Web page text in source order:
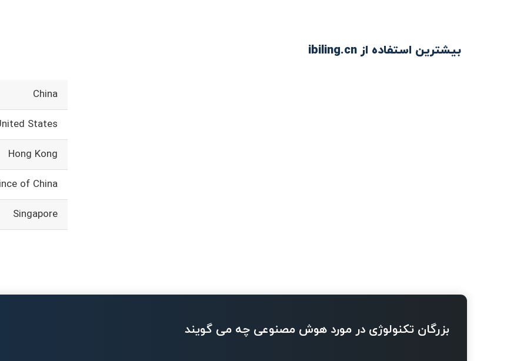
بیشترین استفاده از ibiling.cn
China
States
Hong Kong
of China
Singapore
بزرگان تکنولوژی در مورد هوش مصنوعی چه می گویند